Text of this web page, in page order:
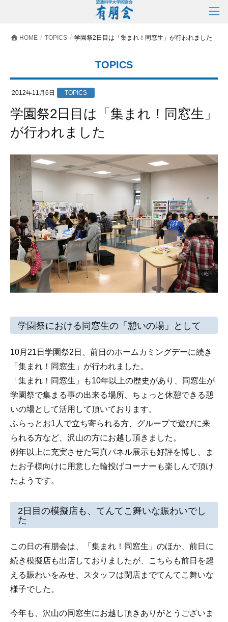
HOME TOPICS 学園祭2日目は「集まれ！同窓生」が行われました
TOPICS
2012年11月6日 TOPICS
学園祭2日目は「集まれ！同窓生」
が行われました
学園祭における同窓生の「憩いの場」として
10月21日学園祭2日、前日のホームカミングデーに続き
「集まれ！同窓生」が行われました。
「集まれ！同窓生」も10年以上の歴史があり、同窓生が
学園祭で集まる事の出来る場所、ちょっと休憩できる憩
いの場として活用して頂いております。
ふらっとお1人で立ち寄られる方、グループで遊びに来
られる方など、沢山の方にお越し頂きました。
例年以上に充実させた写真パネル展示も好評を博し、ま
たお子様向けに用意した輪投げコーナーも楽しんで頂け
たようです。
2日目の模擬店も、てんてこ舞いな賑わいでし
た
この日の有朋会は、「集まれ！同窓生」のほか、前日に
続き模擬店も出店しておりましたが、こちらも前日を超
える賑わいをみせ、スタッフは閉店までてんてこ舞いな
様子でした。
今年も、沢山の同窓生にお越し頂きありがとうございま